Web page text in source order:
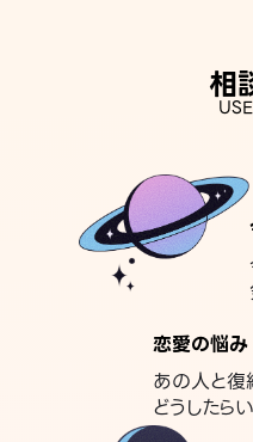
相
恋愛の悩み
あの人と
どうしたら